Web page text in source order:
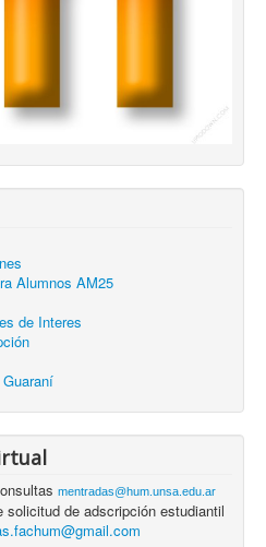
Alumnos AM25
de Interes
mentradas@hum.unsa.edu.ar
solicitud de adscripción estudiantil